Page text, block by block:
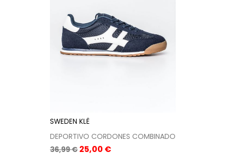
SWEDEN KLË
DEPORTIVO CORDONES COMBINADO
Precio
36,99 € Precio
25,00 €